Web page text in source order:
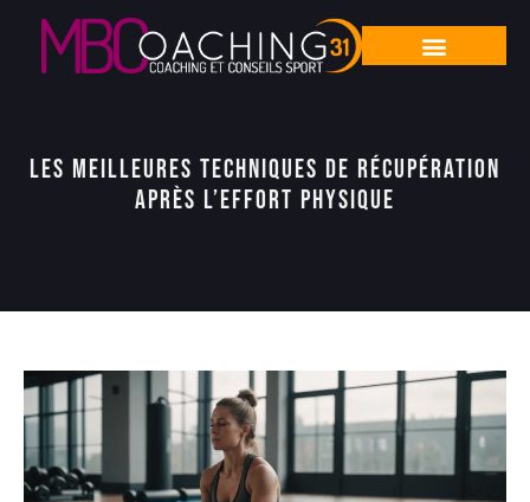
Les Meilleures Techniques de Récupération
Après l’Effort Physique